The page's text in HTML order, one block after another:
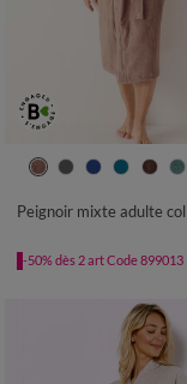
34/36 38/40 42/44
-50% dès 2 art Code 899013